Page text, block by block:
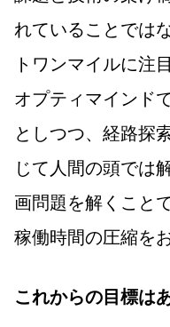
れていることでは
トワンマイルに注
オプティマインド
としつつ、経路探
じて人間の頭では
画問題を解くこと
稼働時間の圧縮を
これからの目標は